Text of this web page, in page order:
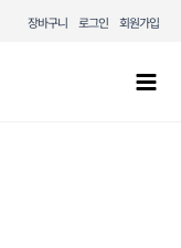
장바구니 로그인 회원가입